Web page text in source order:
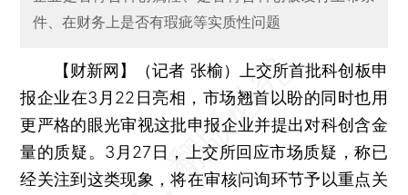
件、在财务上是否有瑕疵等实质性问题
【财新网】（记者 张榆）
上交所首批科创板申
报企业在3月22日亮相，市场翘首以盼的同时也用
更严格的眼光审视这批申报企业并提出对科创含金
量的质疑。3月27日，上交所回应市场质疑，称已
经关注到这类现象，将在审核问询环节予以重点关